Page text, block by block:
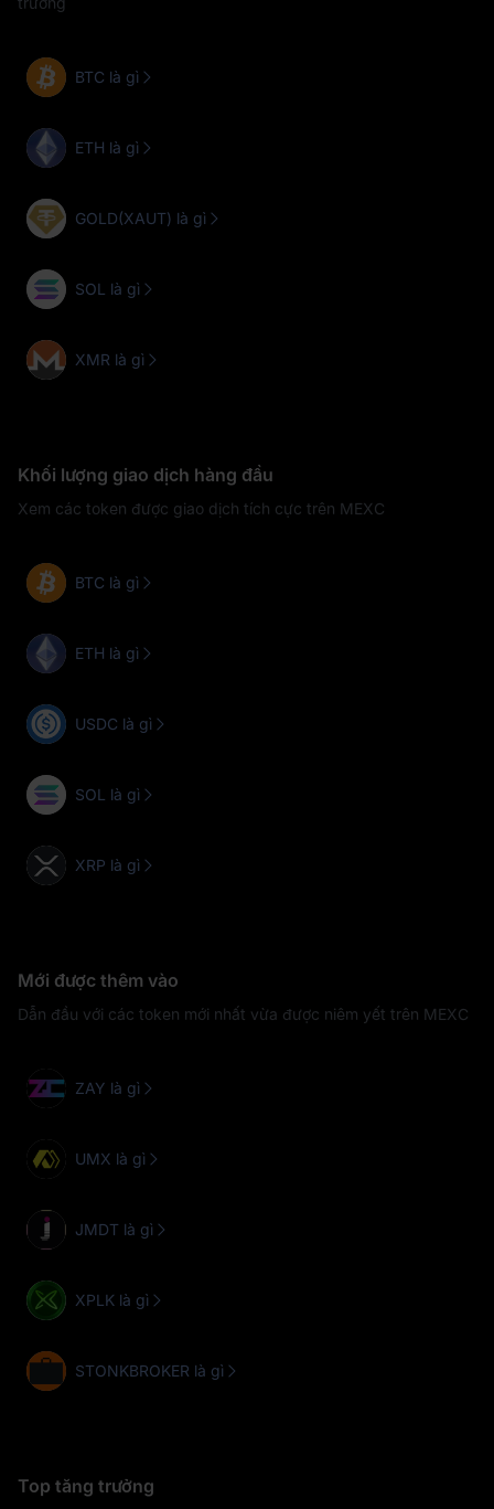
BTC là gì
ETH là gì
GOLD(XAUT) là gì
SOL là gì
XMR là gì
Khối lượng giao dịch hàng đầu
Xem các token được giao dịch tích cực trên MEXC
BTC là gì
ETH là gì
USDC là gì
SOL là gì
XRP là gì
Mới được thêm vào
Dẫn đầu với các token mới nhất vừa được niêm yết trên MEXC
ZAY là gì
UMX là gì
JMDT là gì
XPLK là gì
STONKBROKER là gì
Top tăng trưởng